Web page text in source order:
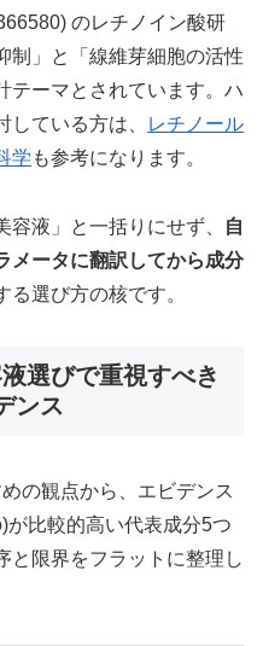
のレチノイン酸研
制」と「線維芽細胞の活性
テーマとされています。ハ
している方は、
レチノール
学 も参考になります。
液」と一括りにせず、
自
メータに翻訳してから成分
る選び方の核です。
選びで重視すべき
ンス
の観点から、エビデンス
が比較的高い代表成分5つ
と限界をフラットに整理し